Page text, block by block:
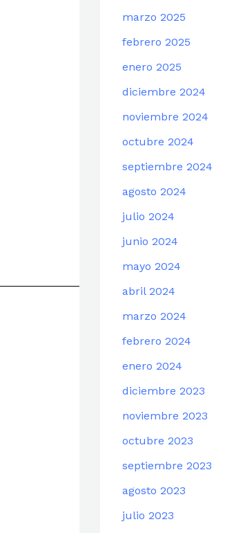
marzo 2025
febrero 2025
enero 2025
diciembre 2024
noviembre 2024
octubre 2024
septiembre 2024
agosto 2024
julio 2024
junio 2024
mayo 2024
abril 2024
marzo 2024
febrero 2024
enero 2024
diciembre 2023
noviembre 2023
octubre 2023
septiembre 2023
agosto 2023
julio 2023